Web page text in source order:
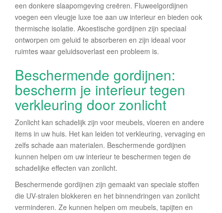
een donkere slaapomgeving creëren. Fluweelgordijnen
voegen een vleugje luxe toe aan uw interieur en bieden ook
thermische isolatie. Akoestische gordijnen zijn speciaal
ontworpen om geluid te absorberen en zijn ideaal voor
ruimtes waar geluidsoverlast een probleem is.
Beschermende gordijnen:
bescherm je interieur tegen
verkleuring door zonlicht
Zonlicht kan schadelijk zijn voor meubels, vloeren en andere
items in uw huis. Het kan leiden tot verkleuring, vervaging en
zelfs schade aan materialen. Beschermende gordijnen
kunnen helpen om uw interieur te beschermen tegen de
schadelijke effecten van zonlicht.
Beschermende gordijnen zijn gemaakt van speciale stoffen
die UV-stralen blokkeren en het binnendringen van zonlicht
verminderen. Ze kunnen helpen om meubels, tapijten en